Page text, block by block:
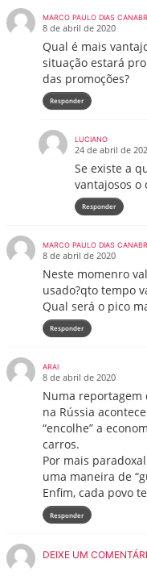
MARCO PAULO DIAS
8 de abril de 2020
Qual é mais
situação estará
das promoções?
Responder
LUCIANO
24 de abril de
Se existe a
vantajosos o
Responder
MARCO PAULO DIAS
8 de abril de 2020
Neste momenro
usado?qto tempo
Qual será o pico
Responder
ARAI
8 de abril de 2020
Numa reportagem
na Rússia
“encolhe” a
carros.
Por mais
uma maneira de
Enfim, cada povo
Responder
DEIXE UM